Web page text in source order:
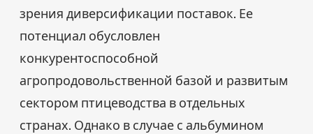
зрения диверсификации поставок. Ее
потенциал обусловлен
конкурентоспособной
агропродовольственной базой и развитым
сектором птицеводства в отдельных
странах. Однако в случае с альбумином